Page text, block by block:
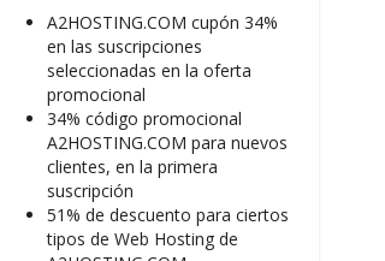
A2HOSTING.COM cupón 34%
en las suscripciones
seleccionadas en la oferta
promocional
34% código promocional
A2HOSTING.COM para nuevos
clientes, en la primera
suscripción
51% de descuento para ciertos
tipos de Web Hosting de